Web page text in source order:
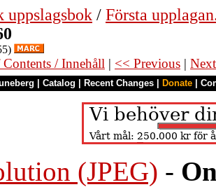
uppslagsbok / Första
/ Innehåll | << Previous |
Catalog Recent Changes Donate
(JPEG) -